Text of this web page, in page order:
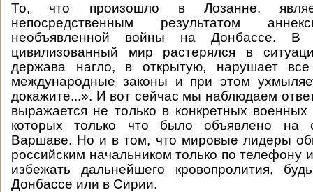
То, что произошло в Лозанне,
непосредственным результатом
необъявленной войны на Донбассе. В
цивилизованный мир растерялся в
держава нагло, в открытую, нарушает
международные законы и при этом
докажите...». И вот сейчас мы наблюдаем
выражается не только в конкретных военных
которых только что было объявлено
Варшаве. Но и в том, что мировые лидеры
российским начальником только по телефону
избежать дальнейшего кровопролития,
Донбассе или в Сирии.